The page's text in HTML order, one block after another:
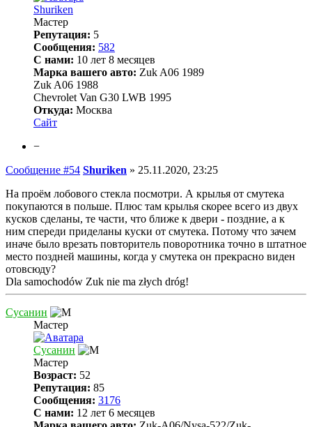
Shuriken
Мастер
Репутация: 5
Сообщения: 582
С нами: 10 лет 8 месяцев
Марка вашего авто: Zuk A06 1989
Zuk A06 1988
Chevrolet Van G30 LWB 1995
Откуда: Москва
Сайт
−
Сообщение #54 Shuriken » 25.11.2020, 23:25
На проём лобового стекла посмотри. А крылья от смутека
покупаются в польше. Плюс там крылья скорее всего из двух
кусков сделаны, те части, что ближе к двери - поздние, а к
ним спереди приделаны куски от смутека. Потому что зачем
иначе было врезать повторитель поворотника точно в штатное
место поздней машины, когда у смутека он прекрасно виден
отовсюду?
Dla samochodów Zuk nie ma złych dróg!
Сусанин
Мастер
Сусанин
Мастер
Возраст: 52
Репутация: 85
Сообщения: 3176
С нами: 12 лет 6 месяцев